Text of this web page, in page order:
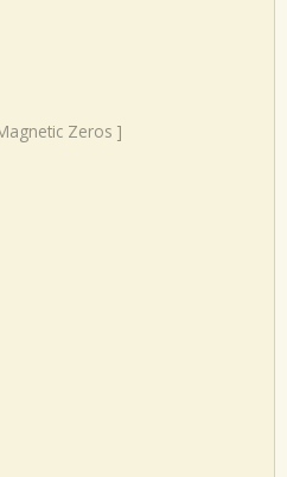
Zeros ]